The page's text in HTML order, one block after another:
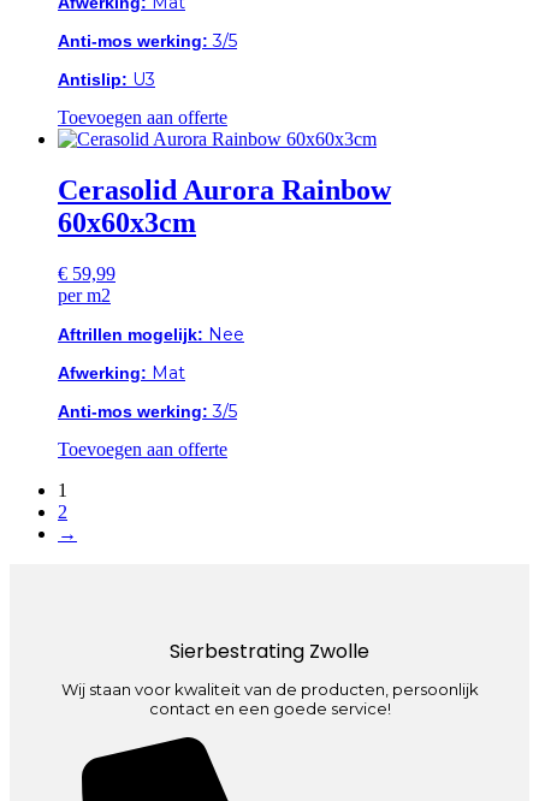
Anti-mos werking: 3/5
Antislip: U3
Toevoegen aan offerte
Cerasolid Aurora Rainbow
60x60x3cm
€ 59,99
per m2
Aftrillen mogelijk: Nee
Afwerking: Mat
Anti-mos werking: 3/5
Toevoegen aan offerte
1
2
→
Sierbestrating Zwolle
Wij staan voor kwaliteit van de producten, persoonlijk
contact en een goede service!